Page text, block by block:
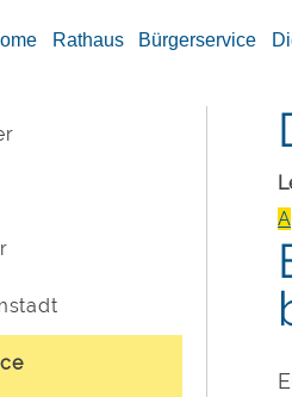
Rathaus Bürgerservice
A